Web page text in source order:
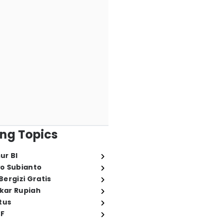
Topics
BI
Subianto
Gratis
Rupiah